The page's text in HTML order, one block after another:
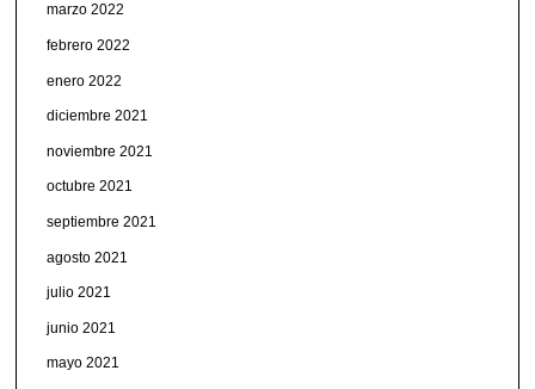
marzo 2022
febrero 2022
enero 2022
diciembre 2021
noviembre 2021
octubre 2021
septiembre 2021
agosto 2021
julio 2021
junio 2021
mayo 2021